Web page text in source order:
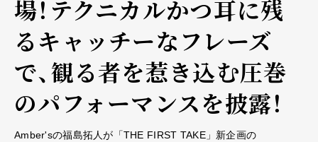
場！テクニカルかつ耳に残
るキャッチーなフレーズ
で、観る者を惹き込む圧巻
のパフォーマンスを披露！
Amber'sの福島拓人が「THE FIRST TAKE」新企画の